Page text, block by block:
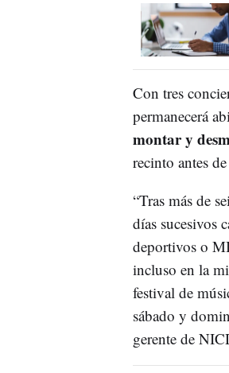
Con tres
permanecerá
montar y
recinto antes
“Tras más de
días sucesivos
deportivos o
incluso en la
festival de
sábado y
gerente de